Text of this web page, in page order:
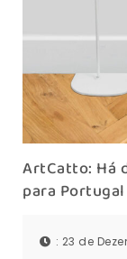
ArtCatto: Há
para Portugal
: 23 de